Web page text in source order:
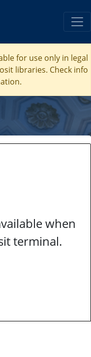
for use only in legal
libraries. Check info
when
terminal.